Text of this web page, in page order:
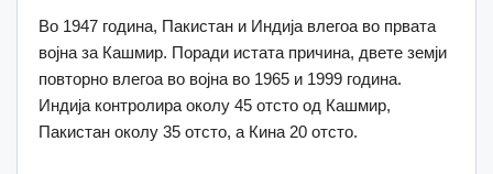
Во 1947 година, Пакистан и Индија влегоа во првата
војна за Кашмир. Поради истата причина, двете земји
повторно влегоа во војна во 1965 и 1999 година.
Индија контролира околу 45 отсто од Кашмир,
Пакистан околу 35 отсто, а Кина 20 отсто.